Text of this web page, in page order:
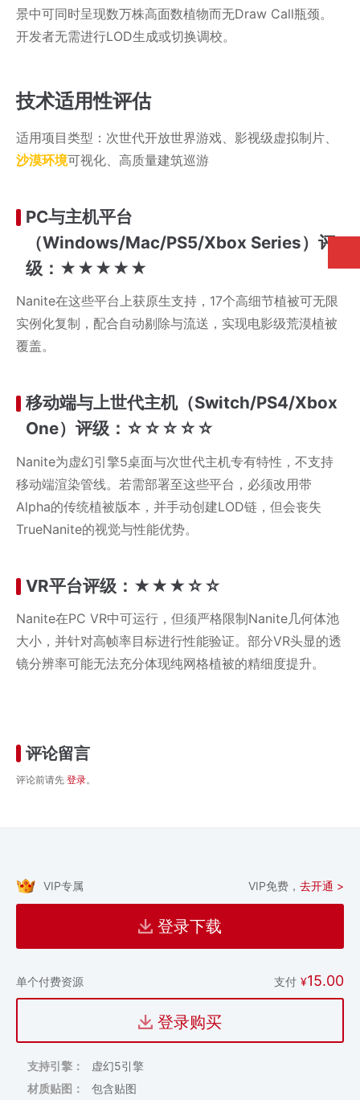
景中可同时呈现数万株高面数植物而无Draw Call瓶颈。
开发者无需进行LOD生成或切换调校。
技术适用性评估
适用项目类型：次世代开放世界游戏、影视级虚拟制片、
沙漠环境可视化、高质量建筑巡游
PC与主机平台
（Windows/Mac/PS5/Xbox Series）评
级：★★★★★
Nanite在这些平台上获原生支持，17个高细节植被可无限
实例化复制，配合自动剔除与流送，实现电影级荒漠植被
覆盖。
移动端与上世代主机（Switch/PS4/Xbox
One）评级：☆☆☆☆☆
Nanite为虚幻引擎5桌面与次世代主机专有特性，不支持
移动端渲染管线。若需部署至这些平台，必须改用带
Alpha的传统植被版本，并手动创建LOD链，但会丧失
TrueNanite的视觉与性能优势。
VR平台评级：★★★☆☆
Nanite在PC VR中可运行，但须严格限制Nanite几何体池
大小，并针对高帧率目标进行性能验证。部分VR头显的透
镜分辨率可能无法充分体现纯网格植被的精细度提升。
评论留言
评论前请先 登录。
VIP专属 VIP免费， 去开通 >
登录下载
单个付费资源 支付 ¥15.00
登录购买
支持引擎：
虚幻5引擎
材质贴图：
包含贴图